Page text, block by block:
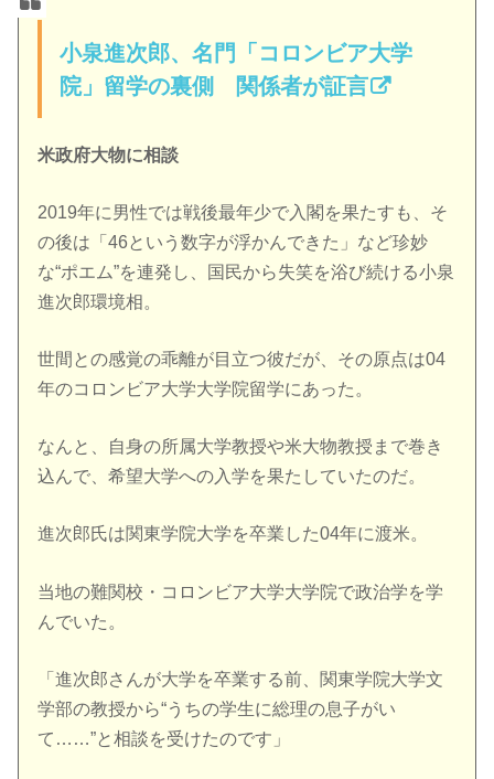
小泉進次郎、名門「コロンビア大学
院」留学の裏側 関係者が証言
米政府大物に相談
2019年に男性では戦後最年少で入閣を果たすも、そ
の後は「46という数字が浮かんできた」など珍妙
な“ポエム”を連発し、国民から失笑を浴び続ける小泉
進次郎環境相。
世間との感覚の乖離が目立つ彼だが、その原点は04
年のコロンビア大学大学院留学にあった。
なんと、自身の所属大学教授や米大物教授まで巻き
込んで、希望大学への入学を果たしていたのだ。
進次郎氏は関東学院大学を卒業した04年に渡米。
当地の難関校・コロンビア大学大学院で政治学を学
んでいた。
「進次郎さんが大学を卒業する前、関東学院大学文
学部の教授から“うちの学生に総理の息子がい
て……”と相談を受けたのです」